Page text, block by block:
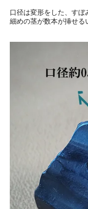
口径は変形をした、すぼ
細めの茎が数本が挿せる